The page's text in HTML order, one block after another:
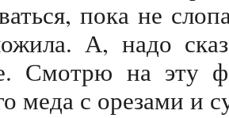
пока не
А, надо
Смотрю на эту
меда с орезами и